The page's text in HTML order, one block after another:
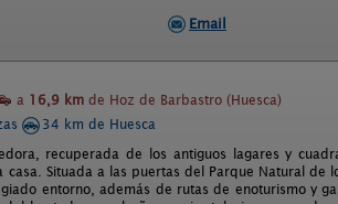
Email
a 16,9 km de Hoz de Barbastro (Huesca)
34 km de Huesca
recuperada de los antiguos lagares y
Situada a las puertas del Parque Natural de
entorno, además de rutas de enoturismo y